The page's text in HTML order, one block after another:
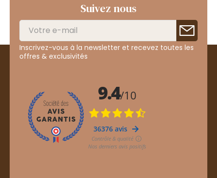
Suivez nous
Inscrivez-vous à la newsletter et recevez toutes les
offres & exclusivités